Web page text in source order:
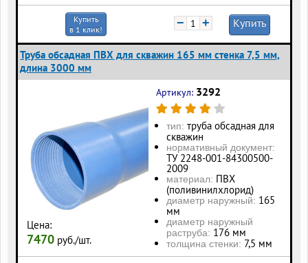
Купить
в 1 клик!
− + Купить
Труба обсадная ПВХ для скважин 165 мм стенка 7,5 мм,
длина 3000 мм
Цена:
7470 руб./шт.
Артикул: 3292
тип: труба обсадная для
скважин
нормативный документ:
ТУ 2248-001-84300500-
2009
материал: ПВХ
(поливинилхлорид)
диаметр наружный: 165
мм
диаметр наружный
раструба: 176 мм
толщина стенки: 7,5 мм